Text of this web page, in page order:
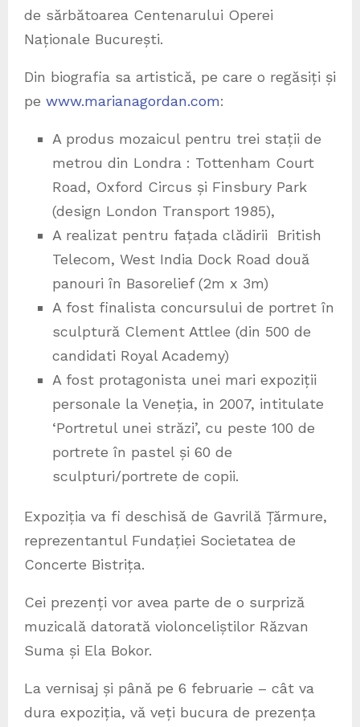
de sărbătoarea Centenarului Operei
Naționale București.
Din biografia sa artistică, pe care o regăsiți și
pe www.marianagordan.com:
A produs mozaicul pentru trei stații de
metrou din Londra : Tottenham Court
Road, Oxford Circus și Finsbury Park
(design London Transport 1985),
A realizat pentru fațada clădirii British
Telecom, West India Dock Road două
panouri în Basorelief (2m x 3m)
A fost finalista concursului de portret în
sculptură Clement Attlee (din 500 de
candidati Royal Academy)
A fost protagonista unei mari expoziții
personale la Veneția, in 2007, intitulate
‘Portretul unei străzi’, cu peste 100 de
portrete în pastel și 60 de
sculpturi/portrete de copii.
Expoziția va fi deschisă de Gavrilă Țărmure,
reprezentantul Fundației Societatea de
Concerte Bistrița.
Cei prezenți vor avea parte de o surpriză
muzicală datorată violonceliștilor Răzvan
Suma și Ela Bokor.
La vernisaj și până pe 6 februarie – cât va
dura expoziția, vă veți bucura de prezența